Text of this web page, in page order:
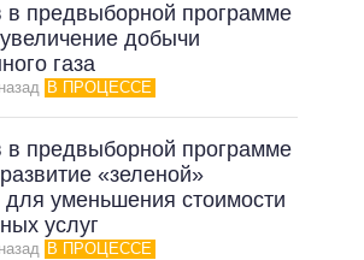
в предвыборной программе
добычи
газа
В ПРОЦЕССЕ
в предвыборной программе
«зеленой»
для уменьшения стоимости
услуг
В ПРОЦЕССЕ